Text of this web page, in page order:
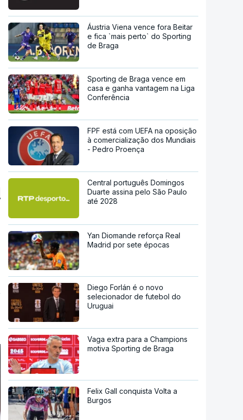
Áustria Viena vence fora Beitar
e fica `mais perto` do Sporting
de Braga
Sporting de Braga vence em
casa e ganha vantagem na Liga
Conferência
FPF está com UEFA na oposição
à comercialização dos Mundiais
- Pedro Proença
Central português Domingos
Duarte assina pelo São Paulo
até 2028
Yan Diomande reforça Real
Madrid por sete épocas
Diego Forlán é o novo
selecionador de futebol do
Uruguai
Vaga extra para a Champions
motiva Sporting de Braga
Felix Gall conquista Volta a
Burgos